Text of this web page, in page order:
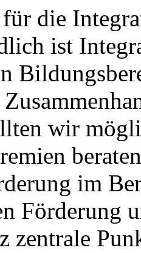
die
ist
wir
im
Förderung
zentrale